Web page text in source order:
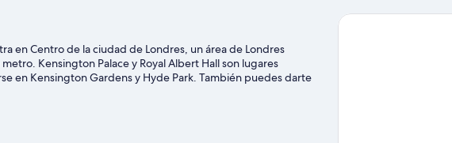
en Centro de la ciudad de Londres, un área de Londres
Kensington Palace y Royal Albert Hall son lugares
en Kensington Gardens y Hyde Park. También puedes darte
la cercanía de este hotel al transporte público: la Estación